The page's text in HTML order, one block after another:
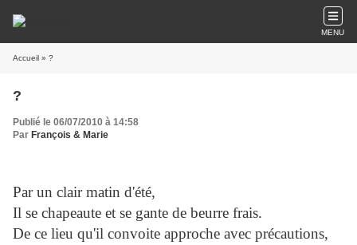
MENU
Accueil » ?
?
Publié le 06/07/2010 à 14:58
Par François & Marie
Par un clair matin d'été,
Il se chapeaute et se gante de beurre frais.
De ce lieu qu'il convoite approche avec précautions,